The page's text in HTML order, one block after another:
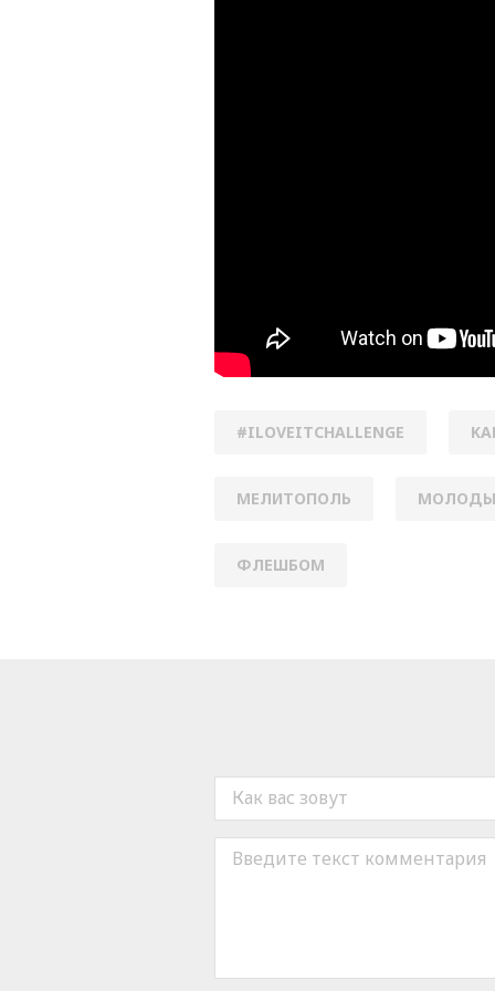
#ILOVEITCHALLENGE
МЕЛИТОПОЛЬ
ФЛЕШБОМ